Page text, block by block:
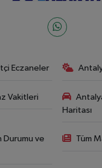
Eczaneler
Vakitleri
Haritası
Durumu ve
Tüm